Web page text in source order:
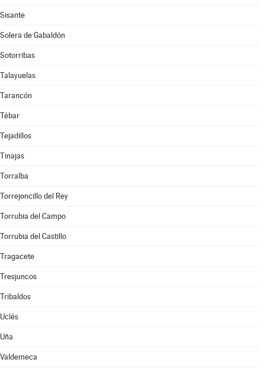
Sisante
Solera de Gabaldón
Sotorribas
Talayuelas
Tarancón
Tébar
Tejadillos
Tinajas
Torralba
Torrejoncillo del Rey
Torrubia del Campo
Torrubia del Castillo
Tragacete
Tresjuncos
Tribaldos
Uclés
Uña
Valdemeca